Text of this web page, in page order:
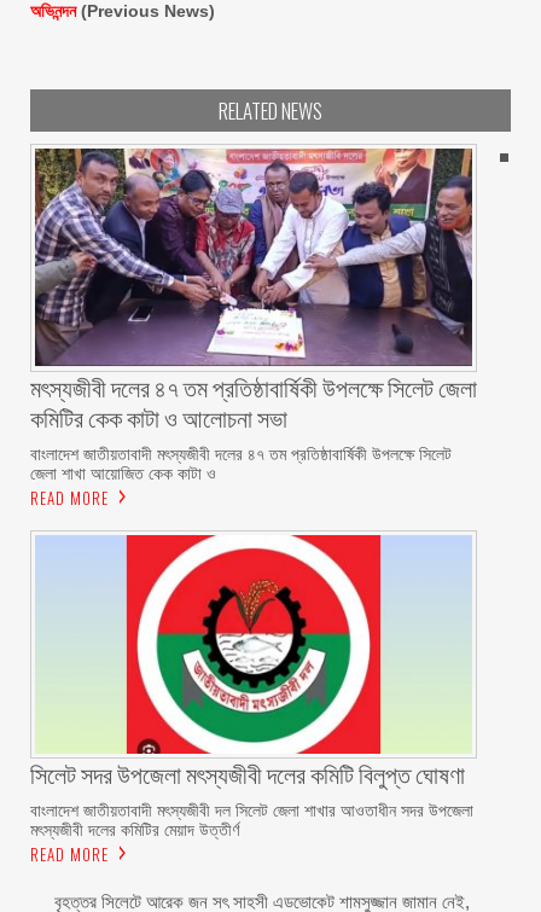
অভিনন্দন(Previous News)
RELATED NEWS
মৎস্যজীবী দলের ৪৭ তম প্রতিষ্ঠাবার্ষিকী উপলক্ষে সিলেট জেলা
কমিটির কেক কাটা ও আলোচনা সভা ‎
বাংলাদেশ জাতীয়তাবাদী মৎস্যজীবী দলের ৪৭ তম প্রতিষ্ঠাবার্ষিকী উপলক্ষে সিলেট
জেলা শাখা আয়োজিত কেক কাটা ও
READ MORE
‎সিলেট সদর উপজেলা মৎস্যজীবী দলের কমিটি বিলুপ্ত ঘোষণা
‎বাংলাদেশ জাতীয়তাবাদী মৎস্যজীবী দল সিলেট জেলা শাখার আওতাধীন সদর উপজেলা
মৎস্যজীবী দলের কমিটির মেয়াদ উত্তীর্ণ
READ MORE
বৃহত্তর সিলেটে আরেক জন সৎ সাহসী এডভোকেট শামসুজ্জান জামান নেই,